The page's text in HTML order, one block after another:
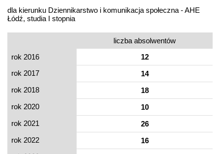
dla kierunku Dziennikarstwo i komunikacja społeczna - AHE
Łódź, studia I stopnia
liczba absolwentów
rok 2016
12
rok 2017
14
rok 2018
18
rok 2020
10
rok 2021
26
rok 2022
16